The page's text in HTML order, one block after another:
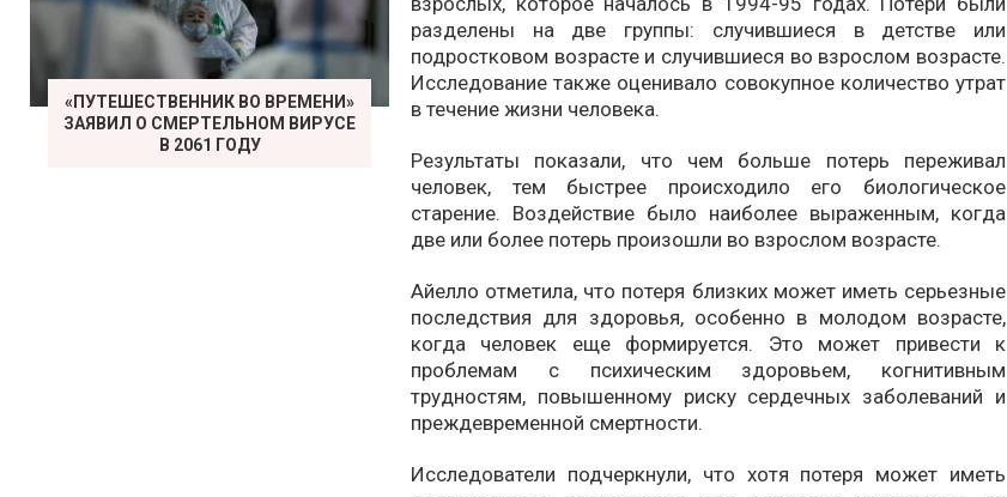
разделены на две группы: случившиеся в детстве или
подростковом возрасте и случившиеся во взрослом возрасте.
Исследование также оценивало совокупное количество утрат
в течение жизни человека.
Результаты показали, что чем больше потерь переживал
человек, тем быстрее происходило его биологическое
старение. Воздействие было наиболее выраженным, когда
две или более потерь произошли во взрослом возрасте.
Айелло отметила, что потеря близких может иметь серьезные
последствия для здоровья, особенно в молодом возрасте,
когда человек еще формируется. Это может привести к
проблемам с психическим здоровьем, когнитивным
трудностям, повышенному риску сердечных заболеваний и
преждевременной смертности.
Исследователи подчеркнули, что хотя потеря может иметь
«ПУТЕШЕСТВЕННИК ВО ВРЕМЕНИ»
ЗАЯВИЛ О СМЕРТЕЛЬНОМ ВИРУСЕ
В 2061 ГОДУ